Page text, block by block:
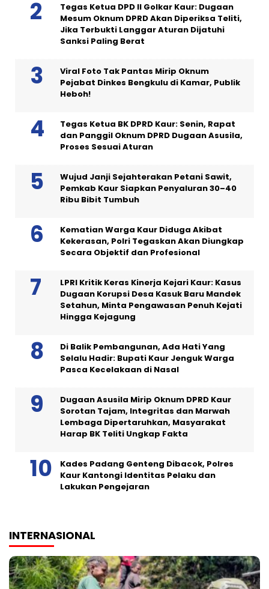
Tegas Ketua DPD II Golkar Kaur: Dugaan
Mesum Oknum DPRD Akan Diperiksa Teliti,
Jika Terbukti Langgar Aturan Dijatuhi
Sanksi Paling Berat
Viral Foto Tak Pantas Mirip Oknum
Pejabat Dinkes Bengkulu di Kamar, Publik
Heboh!
Tegas Ketua BK DPRD Kaur: Senin, Rapat
dan Panggil Oknum DPRD Dugaan Asusila,
Proses Sesuai Aturan
Wujud Janji Sejahterakan Petani Sawit,
Pemkab Kaur Siapkan Penyaluran 30–40
Ribu Bibit Tumbuh
Kematian Warga Kaur Diduga Akibat
Kekerasan, Polri Tegaskan Akan Diungkap
Secara Objektif dan Profesional
LPRI Kritik Keras Kinerja Kejari Kaur: Kasus
Dugaan Korupsi Desa Kasuk Baru Mandek
Setahun, Minta Pengawasan Penuh Kejati
Hingga Kejagung
Di Balik Pembangunan, Ada Hati Yang
Selalu Hadir: Bupati Kaur Jenguk Warga
Pasca Kecelakaan di Nasal
Dugaan Asusila Mirip Oknum DPRD Kaur
Sorotan Tajam, Integritas dan Marwah
Lembaga Dipertaruhkan, Masyarakat
Harap BK Teliti Ungkap Fakta
Kades Padang Genteng Dibacok, Polres
Kaur Kantongi Identitas Pelaku dan
Lakukan Pengejaran
INTERNASIONAL